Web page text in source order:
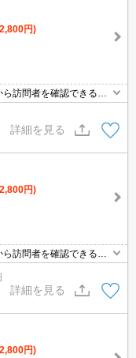
円)
訪問者を確認できるの
ールスに対応する必要
快適♪
詳細を見る
円)
訪問者を確認できるの
ールスに対応する必要
快適♪
詳細を見る
円)